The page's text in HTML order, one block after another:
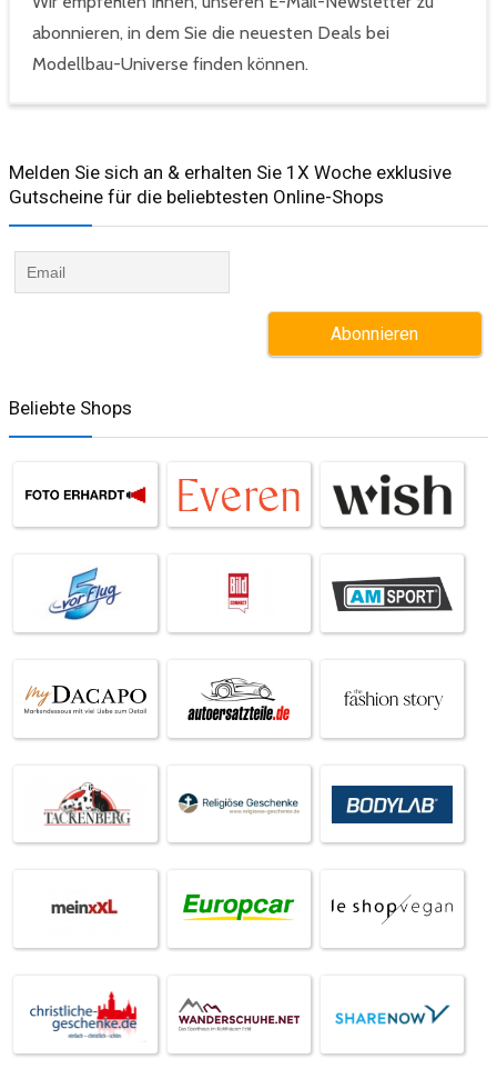
abonnieren, in dem Sie die neuesten Deals bei
Modellbau-Universe finden können.
Melden Sie sich an & erhalten Sie 1X Woche exklusive
Gutscheine für die beliebtesten Online-Shops​
Beliebte Shops